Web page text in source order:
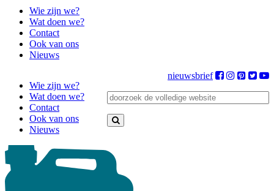
Wie zijn we?
Wat doen we?
Contact
Ook van ons
Nieuws
Wie zijn we?
Wat doen we?
Contact
Ook van ons
Nieuws
nieuwsbrief